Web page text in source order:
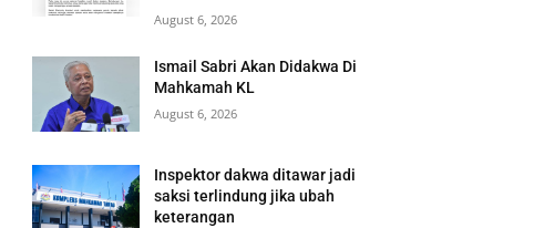
August 6, 2026
Ismail Sabri Akan Didakwa Di
Mahkamah KL
August 6, 2026
Inspektor dakwa ditawar jadi
saksi terlindung jika ubah
keterangan